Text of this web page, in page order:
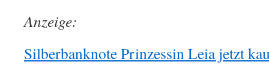
Anzeige:
Silberbanknote Prinzessin Leia jetzt